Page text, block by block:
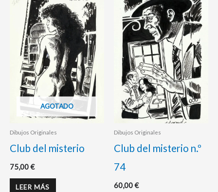
AGOTADO
Dibujos Originales
Club del misterio
75,00€
LEER MÁS
Dibujos Originales
Club del misterio n.º
74
60,00€